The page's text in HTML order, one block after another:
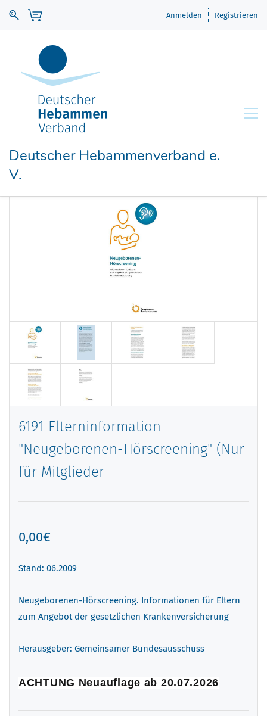
Anmelden Registrieren
Deutscher Hebammenverband e.
V.
6191 Elterninformation
"Neugeborenen-Hörscreening" (Nur
für Mitglieder
0,00€
Stand: 06.2009
Neugeborenen-Hörscreening. Informationen für Eltern
zum Angebot der gesetzlichen Krankenversicherung
Herausgeber: Gemeinsamer Bundesausschuss
ACHTUNG Neuauflage ab 20.07.2026